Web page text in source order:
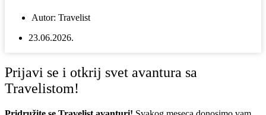
Autor: Travelist
23.06.2026.
Prijavi se i otkrij svet avantura sa
Travelistom!